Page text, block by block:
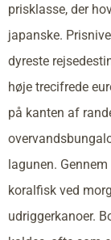
prisklasse, der
japanske.
dyreste
høje trecifrede
på kanten af
lagunen.
koralfisk ved
udriggerkanoer.